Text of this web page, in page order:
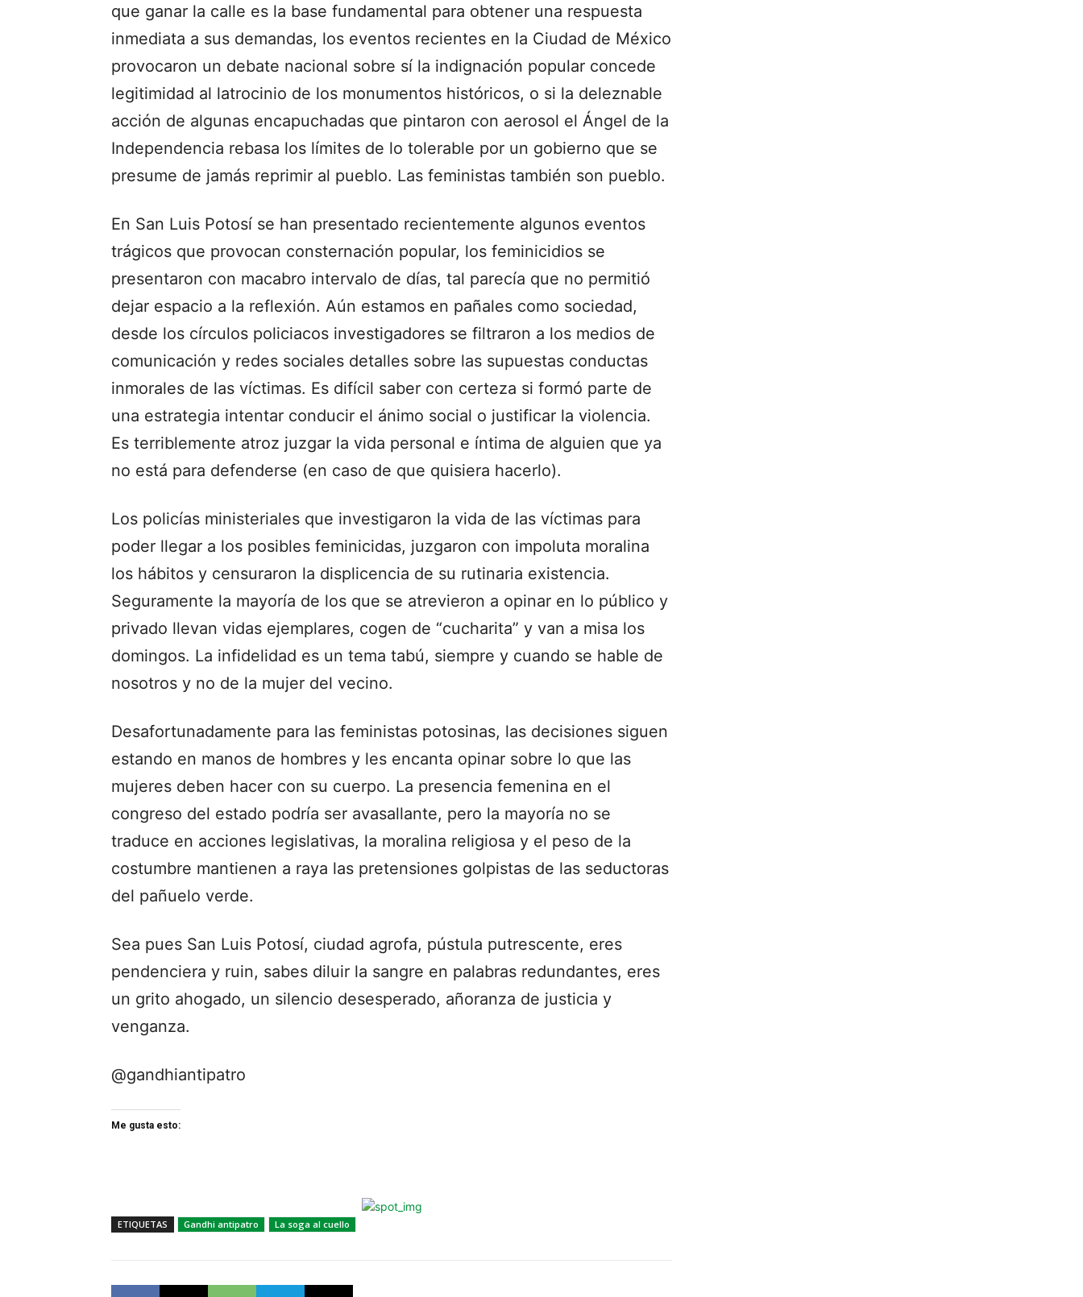
que ganar la calle es la base fundamental para obtener una respuesta
inmediata a sus demandas, los eventos recientes en la Ciudad de México
provocaron un debate nacional sobre sí la indignación popular concede
legitimidad al latrocinio de los monumentos históricos, o si la deleznable
acción de algunas encapuchadas que pintaron con aerosol el Ángel de la
Independencia rebasa los límites de lo tolerable por un gobierno que se
presume de jamás reprimir al pueblo. Las feministas también son pueblo.
En San Luis Potosí se han presentado recientemente algunos eventos
trágicos que provocan consternación popular, los feminicidios se
presentaron con macabro intervalo de días, tal parecía que no permitió
dejar espacio a la reflexión. Aún estamos en pañales como sociedad,
desde los círculos policiacos investigadores se filtraron a los medios de
comunicación y redes sociales detalles sobre las supuestas conductas
inmorales de las víctimas. Es difícil saber con certeza si formó parte de
una estrategia intentar conducir el ánimo social o justificar la violencia.
Es terriblemente atroz juzgar la vida personal e íntima de alguien que ya
no está para defenderse (en caso de que quisiera hacerlo).
Los policías ministeriales que investigaron la vida de las víctimas para
poder llegar a los posibles feminicidas, juzgaron con impoluta moralina
los hábitos y censuraron la displicencia de su rutinaria existencia.
Seguramente la mayoría de los que se atrevieron a opinar en lo público y
privado llevan vidas ejemplares, cogen de “cucharita” y van a misa los
domingos. La infidelidad es un tema tabú, siempre y cuando se hable de
nosotros y no de la mujer del vecino.
Desafortunadamente para las feministas potosinas, las decisiones siguen
estando en manos de hombres y les encanta opinar sobre lo que las
mujeres deben hacer con su cuerpo. La presencia femenina en el
congreso del estado podría ser avasallante, pero la mayoría no se
traduce en acciones legislativas, la moralina religiosa y el peso de la
costumbre mantienen a raya las pretensiones golpistas de las seductoras
del pañuelo verde.
Sea pues San Luis Potosí, ciudad agrofa, pústula putrescente, eres
pendenciera y ruin, sabes diluir la sangre en palabras redundantes, eres
un grito ahogado, un silencio desesperado, añoranza de justicia y
venganza.
@gandhiantipatro
Me gusta esto:
ETIQUETAS Gandhi antipatro La soga al cuello